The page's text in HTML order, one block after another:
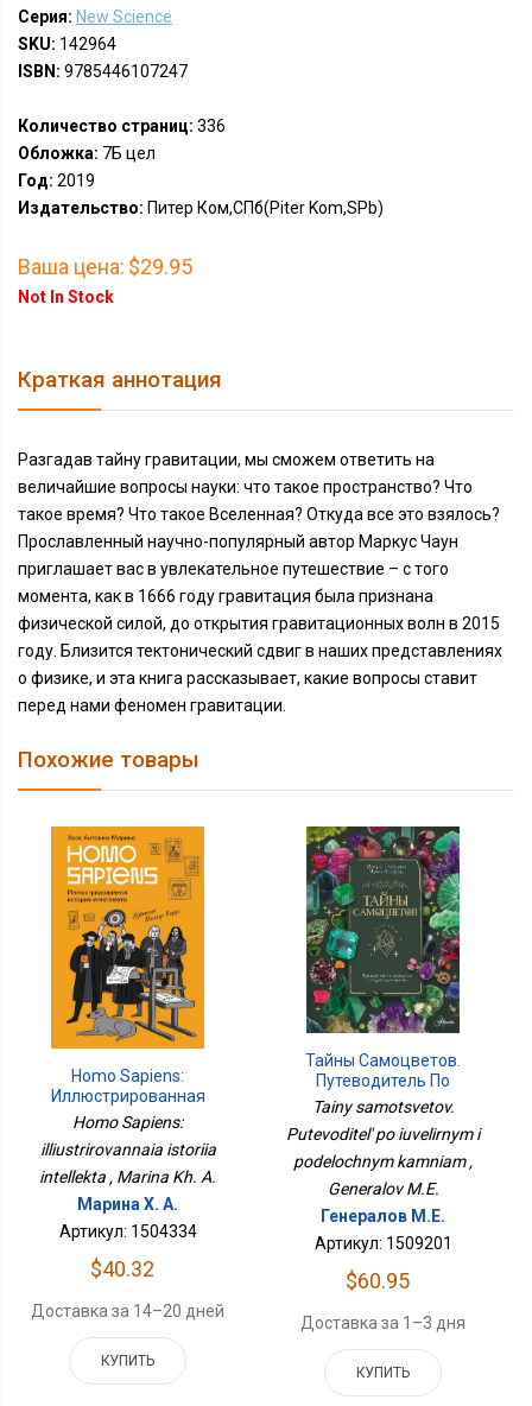
Серия: New Science
SKU: 142964
ISBN: 9785446107247
Количество страниц: 336
Обложка: 7Б цел
Год: 2019
Издательство: Питер Ком,СПб(Piter Kom,SPb)
Ваша цена: $29.95
Not In Stock
Краткая аннотация
Разгадав тайну гравитации, мы сможем ответить на
величайшие вопросы науки: что такое пространство? Что
такое время? Что такое Вселенная? Откуда все это взялось?
Прославленный научно-популярный автор Маркус Чаун
приглашает вас в увлекательное путешествие – с того
момента, как в 1666 году гравитация была признана
физической силой, до открытия гравитационных волн в 2015
году. Близится тектонический сдвиг в наших представлениях
о физике, и эта книга рассказывает, какие вопросы ставит
перед нами феномен гравитации.
Похожие товары
Homo Sapiens:
Иллюстрированная
История Интеллекта
Homo Sapiens:
illiustrirovannaia istoriia
intellekta , Marina Kh. A.
Марина Х. А.
Артикул: 1504334
$40.32
Доставка за 14–20 дней
КУПИТЬ
Тайны Самоцветов.
Путеводитель По
Ювелирным И
Поделочным Камням
Tainy samotsvetov.
Putevoditel' po iuvelirnym i
podelochnym kamniam ,
Generalov M.E.
Генералов М.Е.
Артикул: 1509201
$60.95
Доставка за 1–3 дня
КУПИТЬ